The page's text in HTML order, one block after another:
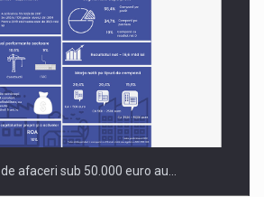
afaceri sub 50.000 euro au…